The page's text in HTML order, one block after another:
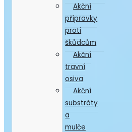
Akční
přípravky
proti
škůdcům
Akční
travní
osiva
Akční
substráty
a
mulče